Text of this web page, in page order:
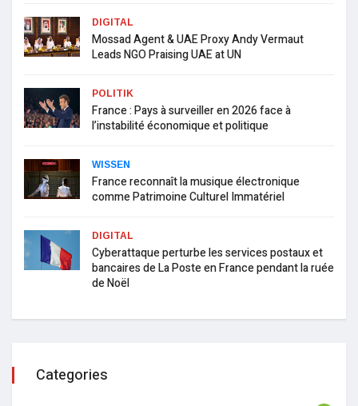
DIGITAL
Mossad Agent & UAE Proxy Andy Vermaut
Leads NGO Praising UAE at UN
POLITIK
France : Pays à surveiller en 2026 face à
l’instabilité économique et politique
WISSEN
France reconnaît la musique électronique
comme Patrimoine Culturel Immatériel
DIGITAL
Cyberattaque perturbe les services postaux et
bancaires de La Poste en France pendant la ruée
de Noël
Categories